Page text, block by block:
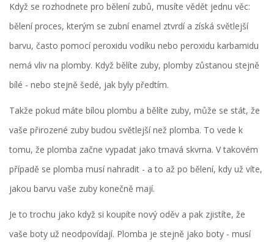
Když se rozhodnete pro bělení zubů, musíte vědět jednu věc:
bělení proces, kterým se zubní enamel ztvrdí a získá světlejší
barvu, často pomocí peroxidu vodíku nebo peroxidu karbamidu
nemá vliv na plomby. Když bělíte zuby, plomby zůstanou stejně
bílé - nebo stejně šedé, jak byly předtím.
Takže pokud máte bílou plombu a bělíte zuby, může se stát, že
vaše přirozené zuby budou světlejší než plomba. To vede k
tomu, že plomba začne vypadat jako tmavá skvrna. V takovém
případě se plomba musí nahradit - a to až po bělení, kdy už víte,
jakou barvu vaše zuby konečně mají.
Je to trochu jako když si koupíte nový oděv a pak zjistíte, že
vaše boty už neodpovídají. Plomba je stejně jako boty - musí